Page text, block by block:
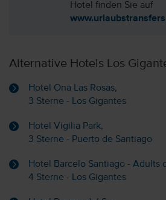
Hotel finden Sie auf
Alternative Hotels Los
Hotel Ona Las Rosas,
3 Sterne - Los Gigantes
Hotel Vigilia Park,
3 Sterne - Puerto de Santiago
Hotel Barcelo Santiago - Adults
4 Sterne - Los Gigantes